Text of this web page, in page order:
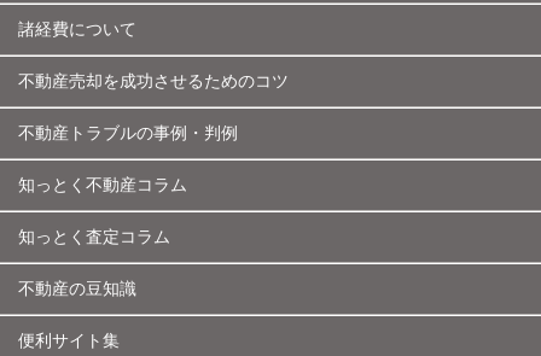
諸経費について
不動産売却を成功させるためのコツ
不動産トラブルの事例・判例
知っとく不動産コラム
知っとく査定コラム
不動産の豆知識
便利サイト集